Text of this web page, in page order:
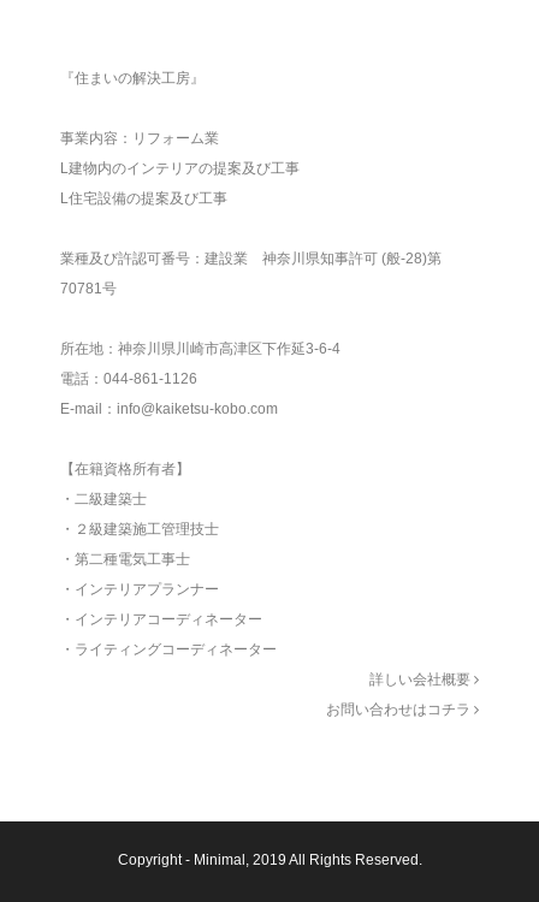
『住まいの解決工房』
事業内容：リフォーム業
L建物内のインテリアの提案及び工事
L住宅設備の提案及び工事
業種及び許認可番号：建設業 神奈川県知事許可 (般-28)第
70781号
所在地：神奈川県川崎市高津区下作延3-6-4
電話：044-861-1126
E-mail：info@kaiketsu-kobo.com
【在籍資格所有者】
・二級建築士
・２級建築施工管理技士
・第二種電気工事士
・インテリアプランナー
・インテリアコーディネーター
・ライティングコーディネーター
詳しい会社概要
お問い合わせはコチラ
Copyright - Minimal , 2019 All Rights Reserved.